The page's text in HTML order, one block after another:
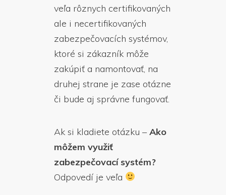
veľa rôznych certifikovaných
ale i necertifikovaných
zabezpečovacích systémov,
ktoré si zákazník môže
zakúpiť a namontovať, na
druhej strane je zase otázne
či bude aj správne fungovať.
Ak si kladiete otázku – Ako
môžem využiť
zabezpečovací systém?
Odpovedí je veľa